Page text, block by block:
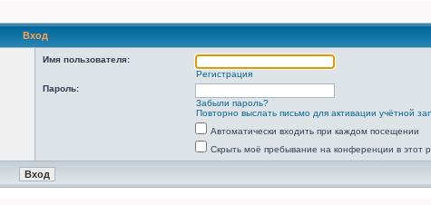
Вход
Имя пользователя:
Регистрация
Пароль:
Забыли пароль?
Повторно выслать письмо для активации учётной
Автоматически входить при каждом посещении
Скрыть моё пребывание на конференции в этот